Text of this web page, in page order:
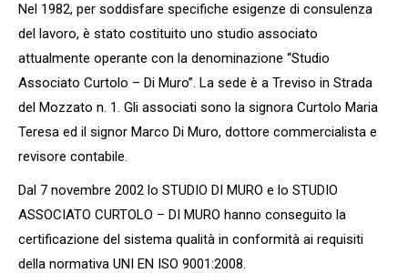
Nel 1982, per soddisfare specifiche esigenze di consulenza
del lavoro, è stato costituito uno studio associato
attualmente operante con la denominazione “Studio
Associato Curtolo – Di Muro”. La sede è a Treviso in Strada
del Mozzato n. 1. Gli associati sono la signora Curtolo Maria
Teresa ed il signor Marco Di Muro, dottore commercialista e
revisore contabile.
Dal 7 novembre 2002 lo STUDIO DI MURO e lo STUDIO
ASSOCIATO CURTOLO – DI MURO hanno conseguito la
certificazione del sistema qualità in conformità ai requisiti
della normativa UNI EN ISO 9001:2008.